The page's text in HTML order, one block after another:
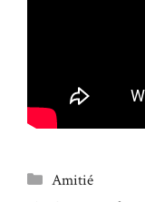
Catégories
Amitié